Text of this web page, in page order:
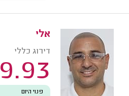
אלי
דירוג כללי
9.93
פנוי היום